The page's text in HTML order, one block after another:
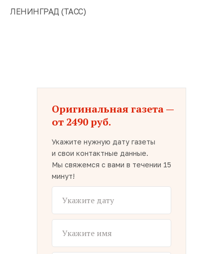
ЛЕНИНГРАД (ТАСС)
Оригинальная газета —
от 2490 руб.
Укажите нужную дату газеты
и свои контактные данные.
Мы свяжемся с вами в течении 15
минут!